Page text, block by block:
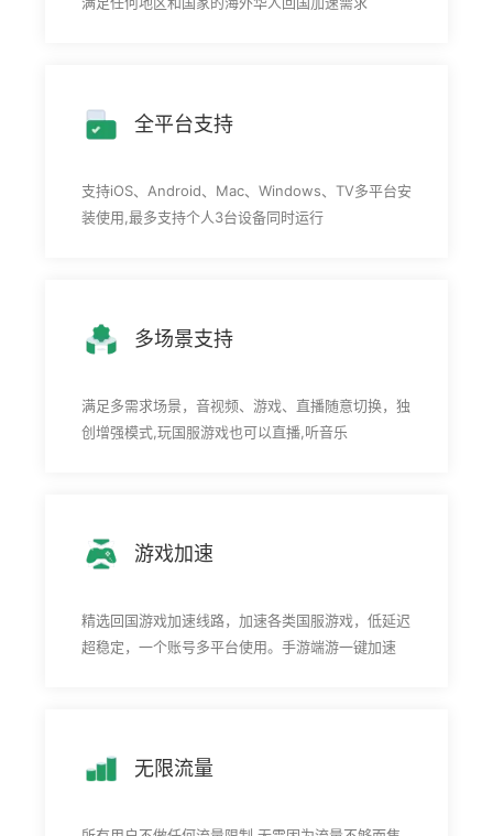
全平台支持
支持iOS、Android、Mac、Windows、TV多平台安
装使用,最多支持个人3台设备同时运行
多场景支持
满足多需求场景，音视频、游戏、直播随意切换，独
创增强模式,玩国服游戏也可以直播,听音乐
游戏加速
精选回国游戏加速线路，加速各类国服游戏，低延迟
超稳定，一个账号多平台使用。手游端游一键加速
无限流量